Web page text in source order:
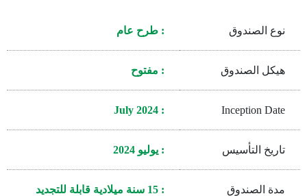
نوع الصندوق : طرح عام
هيكل الصندوق : مفتوح
Inception Date
: July 2024
تاريخ التأسيس : يوليو 2024
مدة الصندوق : 15 سنة ميلادية قابلة للتجديد